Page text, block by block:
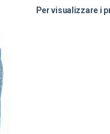
Per visualizzare i